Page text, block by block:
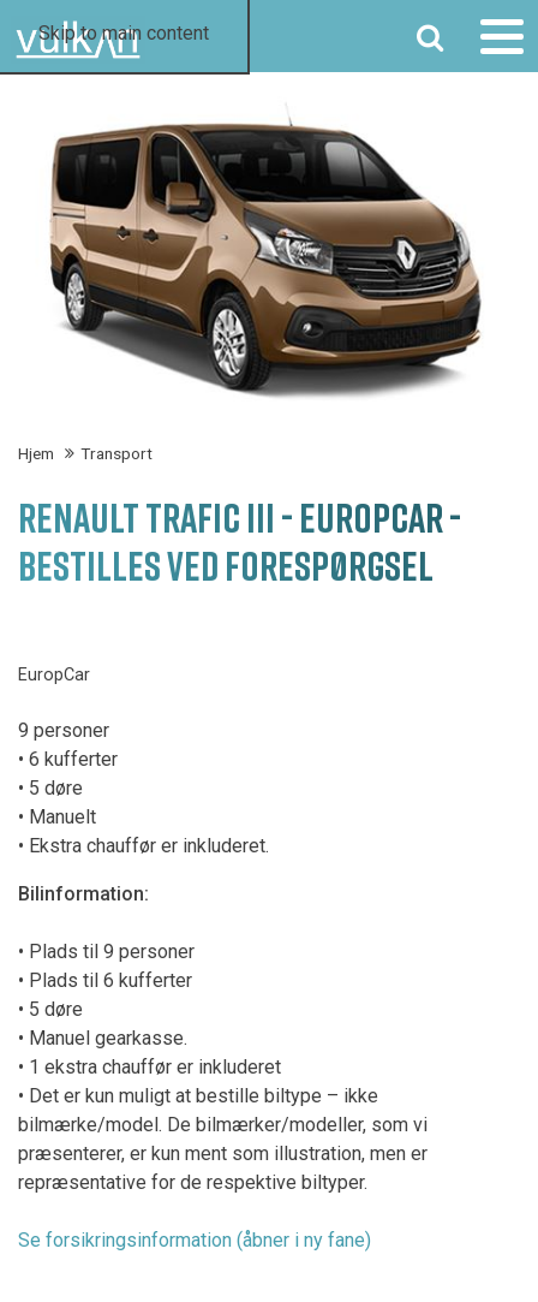
Skip to main content SØG
Hjem Transport
RENAULT TRAFIC III - EUROPCAR -
BESTILLES VED FORESPØRGSEL
EuropCar
9 personer
• 6 kufferter
• 5 døre
• Manuelt
• Ekstra chauffør er inkluderet.
Bilinformation:
• Plads til 9 personer
• Plads til 6 kufferter
• 5 døre
• Manuel gearkasse.
• 1 ekstra chauffør er inkluderet
• Det er kun muligt at bestille biltype – ikke
bilmærke/model. De bilmærker/modeller, som vi
præsenterer, er kun ment som illustration, men er
repræsentative for de respektive biltyper.
Se forsikringsinformation (åbner i ny fane)